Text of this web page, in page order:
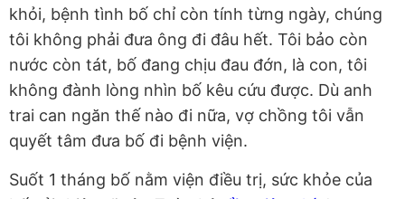
khỏi, bệnh tình bố chỉ còn tính từng ngày, chúng
tôi không phải đưa ông đi đâu hết. Tôi bảo còn
nước còn tát, bố đang chịu đau đớn, là con, tôi
không đành lòng nhìn bố kêu cứu được. Dù anh
trai can ngăn thế nào đi nữa, vợ chồng tôi vẫn
quyết tâm đưa bố đi bệnh viện.
Suốt 1 tháng bố nằm viện điều trị, sức khỏe của